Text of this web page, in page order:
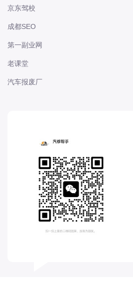
东风富康
东风小康
东风景逸
东风菱智
东风风行
大乘
大众-一汽大众
大众-上汽大众
京东驾校
成都SEO
第一副业网
老课堂
汽车报废厂